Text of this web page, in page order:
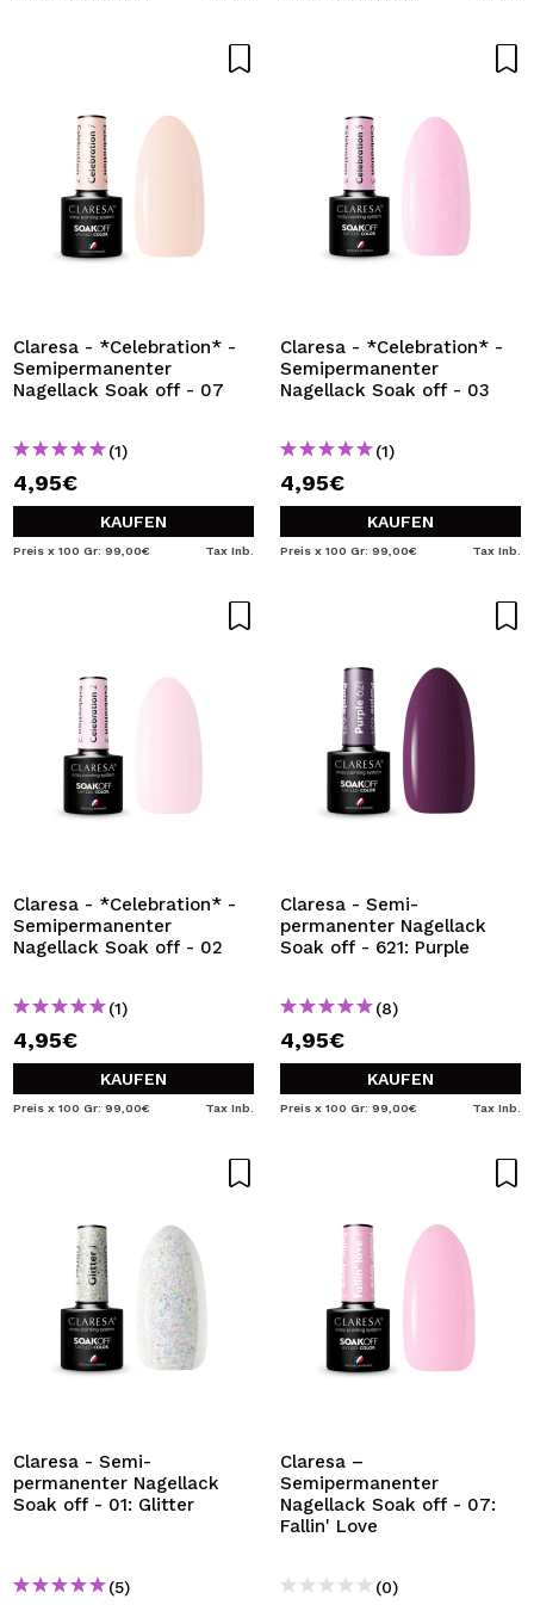
Claresa - *Celebration* -
Semipermanenter
Nagellack Soak off - 07
(1)
4,95€
KAUFEN
Preis x 100 Gr: 99,00€ Tax Inb.
Claresa - *Celebration* -
Semipermanenter
Nagellack Soak off - 03
(1)
4,95€
KAUFEN
Preis x 100 Gr: 99,00€ Tax Inb.
Claresa - *Celebration* -
Semipermanenter
Nagellack Soak off - 02
(1)
4,95€
KAUFEN
Preis x 100 Gr: 99,00€ Tax Inb.
Claresa - Semi-
permanenter Nagellack
Soak off - 621: Purple
(8)
4,95€
KAUFEN
Preis x 100 Gr: 99,00€ Tax Inb.
Claresa - Semi-
permanenter Nagellack
Soak off - 01: Glitter
(5)
Claresa –
Semipermanenter
Nagellack Soak off - 07:
Fallin' Love
(0)